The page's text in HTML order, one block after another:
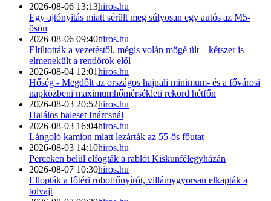
2026-08-06 13:13hiros.hu
Egy ajtónyitás miatt sérült meg súlyosan egy autós az M5-
ösön
2026-08-06 09:40hiros.hu
Eltiltották a vezetéstől, mégis volán mögé ült – kétszer is
elmenekült a rendőrök elől
2026-08-04 12:01hiros.hu
Hőség - Megdőlt az országos hajnali minimum- és a fővárosi
napközbeni maximumhőmérsékleti rekord hétfőn
2026-08-03 20:52hiros.hu
Halálos baleset Inárcsnál
2026-08-03 16:04hiros.hu
Lángoló kamion miatt lezárták az 55-ös főutat
2026-08-03 14:10hiros.hu
Perceken belül elfogták a rablót Kiskunfélegyházán
2026-08-07 10:30hiros.hu
Ellopták a főtéri robotfűnyírót, villámygyorsan elkapták a
tolvajt